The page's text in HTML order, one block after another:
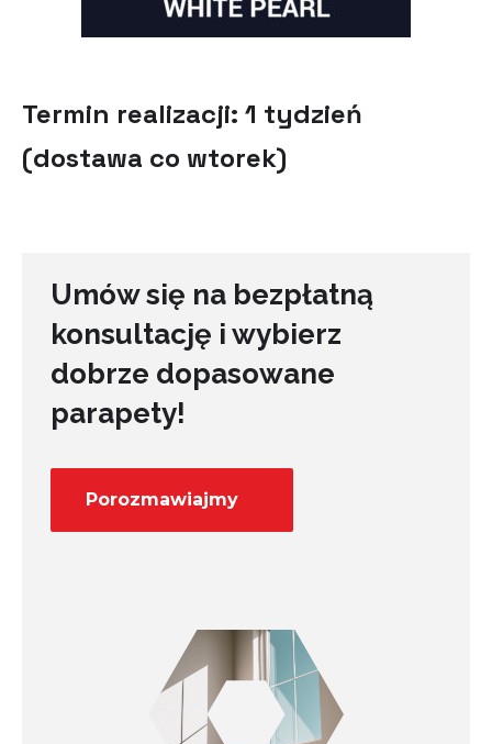
Termin realizacji: 1 tydzień
(dostawa co wtorek)
Umów się na bezpłatną
konsultację i wybierz
dobrze dopasowane
parapety!
Porozmawiajmy